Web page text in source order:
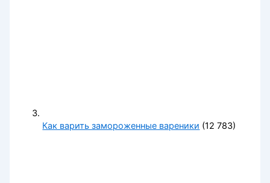
Как варить замороженные вареники (12 783)